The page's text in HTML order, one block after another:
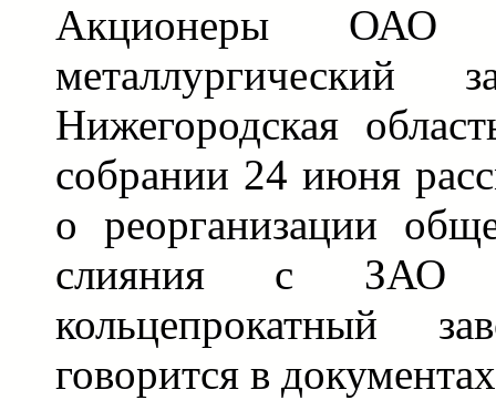
Акционеры ОАО
Нижегородская
собрании 24 июня
о реорганизации
слияния с ЗАО
кольцепрокатный
говорится в